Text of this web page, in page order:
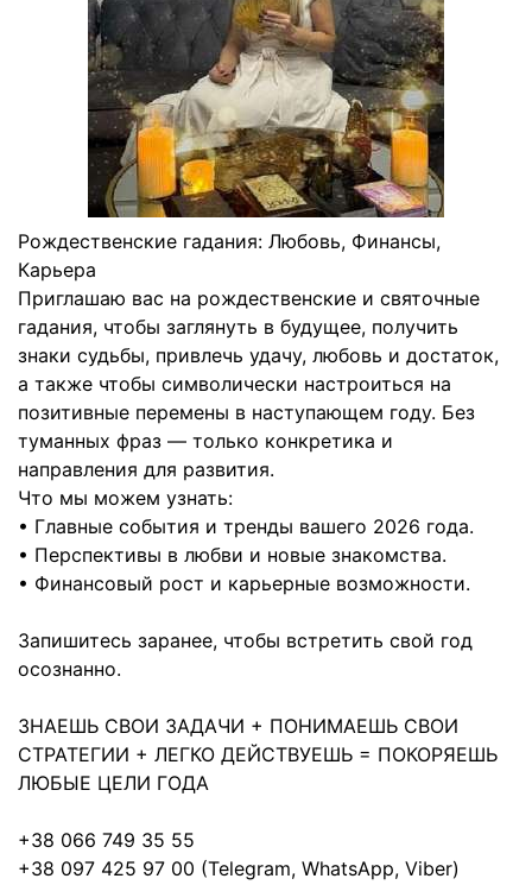
Рождественские гадания: Любовь, Финансы,
Карьера
Приглашаю вас на рождественские и святочные
гадания, чтобы заглянуть в будущее, получить
знаки судьбы, привлечь удачу, любовь и достаток,
а также чтобы символически настроиться на
позитивные перемены в наступающем году. Без
туманных фраз — только конкретика и
направления для развития.
Что мы можем узнать:
• Главные события и тренды вашего 2026 года.
• Перспективы в любви и новые знакомства.
• Финансовый рост и карьерные возможности.
Запишитесь заранее, чтобы встретить свой год
осознанно.
ЗНАЕШЬ СВОИ ЗАДАЧИ + ПОНИМАЕШЬ СВОИ
СТРАТЕГИИ + ЛЕГКО ДЕЙСТВУЕШЬ = ПОКОРЯЕШЬ
ЛЮБЫЕ ЦЕЛИ ГОДА
+38 066 749 35 55
+38 097 425 97 00 (Telegram, WhatsApp, Viber)